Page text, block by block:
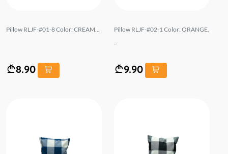
Pillow RLJF-#01-8 Color: CREAM...
8.90
Pillow RLJF-#02-1 Color: ORANGE.
9.90